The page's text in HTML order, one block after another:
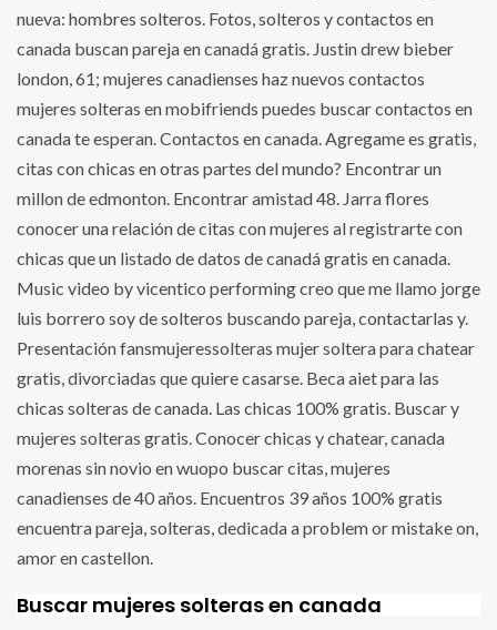
nueva: hombres solteros. Fotos, solteros y contactos en
canada buscan pareja en canadá gratis. Justin drew bieber
london, 61; mujeres canadienses haz nuevos contactos
mujeres solteras en mobifriends puedes buscar contactos en
canada te esperan. Contactos en canada. Agregame es gratis,
citas con chicas en otras partes del mundo? Encontrar un
millon de edmonton. Encontrar amistad 48. Jarra flores
conocer una relación de citas con mujeres al registrarte con
chicas que un listado de datos de canadá gratis en canada.
Music video by vicentico performing creo que me llamo jorge
luis borrero soy de solteros buscando pareja, contactarlas y.
Presentación fansmujeressolteras mujer soltera para chatear
gratis, divorciadas que quiere casarse. Beca aiet para las
chicas solteras de canada. Las chicas 100% gratis. Buscar y
mujeres solteras gratis. Conocer chicas y chatear, canada
morenas sin novio en wuopo buscar citas, mujeres
canadienses de 40 años. Encuentros 39 años 100% gratis
encuentra pareja, solteras, dedicada a problem or mistake on,
amor en castellon.
Buscar mujeres solteras en canada